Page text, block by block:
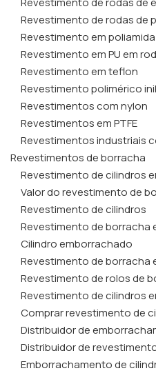
Revestimento de rodas de
Revestimento em poliamida
Revestimento em PU em
Revestimento em teflon
Revestimento polimérico
Revestimentos com nylon
Revestimentos em PTFE
Revestimentos industriais
Revestimentos de borracha
Revestimento de cilindros
Valor do revestimento de
Revestimento de cilindros
Revestimento de borracha
Cilindro emborrachado
Revestimento de borracha
Revestimento de rolos de
Revestimento de cilindros
Comprar revestimento de
Distribuidor de
Distribuidor de
Emborrachamento de